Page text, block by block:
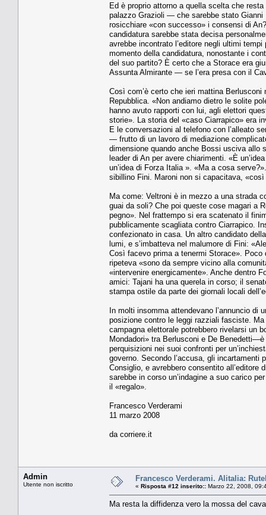
Ed è proprio attorno a quella scelta che
palazzo Grazioli — che sarebbe stato Gianni
rosicchiare «con successo» i consensi di
candidatura sarebbe stata decisa
avrebbe incontrato l’editore negli ultimi
momento della candidatura, nonostante i
del suo partito? È certo che a Storace era
Assunta Almirante — se l’era presa con il
Così com’è certo che ieri mattina
Repubblica. «Non andiamo dietro le solite
hanno avuto rapporti con lui, agli elettori
storie». La storia del «caso Ciarrapico» era
E le conversazioni al telefono con l’alleato
— frutto di un lavoro di mediazione
dimensione quando anche Bossi usciva allo
leader di An per avere chiarimenti. «È
un’idea di Forza Italia ». «Ma a cosa
sibillino Fini. Maroni non si capacitava,
Ma come: Veltroni è in mezzo a una strada
guai da soli? Che poi queste cose magari a
pegno». Nel frattempo si era scatenato il
pubblicamente scagliata contro Ciarrapico.
confezionato in casa. Un altro candidato
lumi, e s’imbatteva nel malumore di Fini:
Così facevo prima a tenermi Storace».
ripeteva «sono da sempre vicino alla
«intervenire energicamente». Anche dentro
amici: Tajani ha una querela in corso; il
stampa ostile da parte dei giornali locali
In molti insomma attendevano l’annuncio di
posizione contro le leggi razziali fasciste.
campagna elettorale potrebbero rivelarsi un
Mondadori» tra Berlusconi e De
perquisizioni nei suoi confronti per
governo. Secondo l’accusa, gli incartamenti
Consiglio, e avrebbero consentito
sarebbe in corso un’indagine a suo carico
il «regalo».
Francesco Verderami
11 marzo 2008
da corriere.it
Admin
Utente non iscritto
Francesco Verderami. Alitalia:
« Risposta #12 inserito:: Marzo 22, 2008,
Ma resta la diffidenza vero la mossa del